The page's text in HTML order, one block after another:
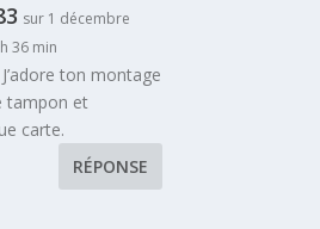
sur 1 décembre
36 min
ton montage
tampon et
carte.
RÉPONSE